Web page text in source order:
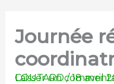
Journée
Laisser un
Géraldine COUTARD/18 avril